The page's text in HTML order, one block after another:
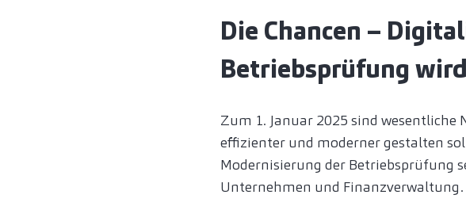
Die Chancen –
Betriebsprüfung
Zum 1. Januar 2025 sind
effizienter und moderner gestalten
Modernisierung der Betriebsprüfung
Unternehmen und